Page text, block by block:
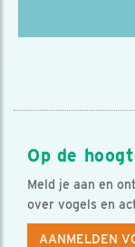
Op de
Meld je aan en
over vogels en
AANMELDEN